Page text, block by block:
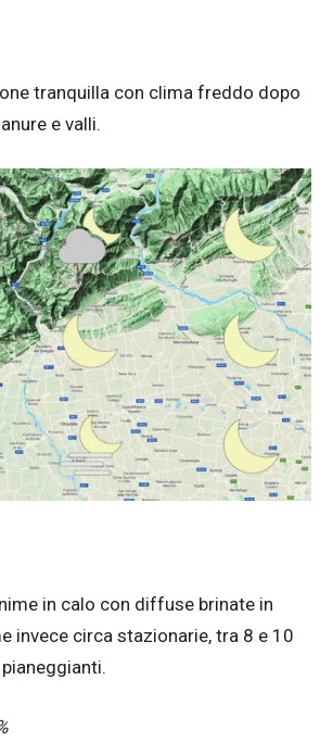
tranquilla con clima freddo dopo
e valli.
in calo con diffuse brinate in
invece circa stazionarie, tra 8 e 10